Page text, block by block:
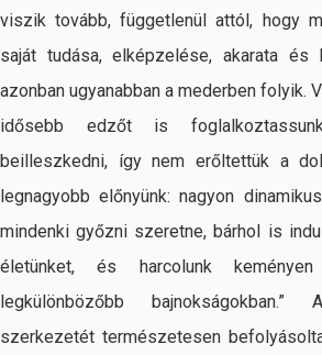
viszik tovább, függetlenül attól, hogy
saját tudása, elképzelése, akarata és
azonban ugyanabban a mederben folyik.
idősebb edzőt is
beilleszkedni, így nem erőltettük a
legnagyobb előnyünk: nagyon
mindenki győzni szeretne, bárhol is
életünket, és harcolunk
legkülönbözőbb
szerkezetét természetesen